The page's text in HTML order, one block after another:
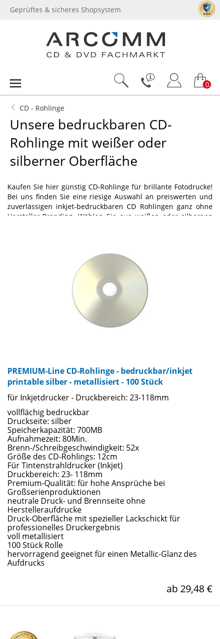
Geprüftes & sicheres Shopsystem
0
CD - Rohlinge
Unsere bedruckbaren CD-
Rohlinge mit weißer oder
silberner Oberfläche
Kaufen Sie hier günstig CD-Rohlinge für brillante Fotodrucke!
Bei uns finden Sie eine riesige Auswahl an preiswerten und
zuverlässigen inkjet-bedruckbaren CD Rohlingen ganz ohne
Hersteller-Branding. Wählen Sie aus weißen oder silbernen
Ein zusätzliches Highlight bieten wir Ihnen mit den
wasserfesten Rohlingen ... perfekter Druck - garantiert ohne
Verwischen oder Verblassen! Für die geprüfte Qualität der
CD-Rohlinge stehen namhafte Markenhersteller wie TAIYO
YUDEN, TDK, VERBATIM u.a.
PREMIUM-Line CD-Rohlinge - bedruckbar/inkjet
printable silber - metallisiert - 100 Stück
für Inkjetdrucker - Druckbereich: 23-118mm
vollflächig bedruckbar
Druckseite: silber
Speicherkapazität: 700MB
Aufnahmezeit: 80Min.
Brenn-/Schreibgeschwindigkeit: 52x
Größe des CD-Rohlings: 12cm
Für Tintenstrahldrucker (Inkjet)
Druckbereich: 23- 118mm
Premium-Qualität: für hohe Ansprüche bei
Großserienproduktionen
neutrale Druck- und Brennseite ohne
Herstelleraufdrucke
Druck-Oberfläche mit spezieller Lackschickt für
professionelles Druckergebnis
voll metallisiert
100 Stück Rolle
hervorragend geeignet für einen Metallic-Glanz des
Aufdrucks
ab 29,48 €